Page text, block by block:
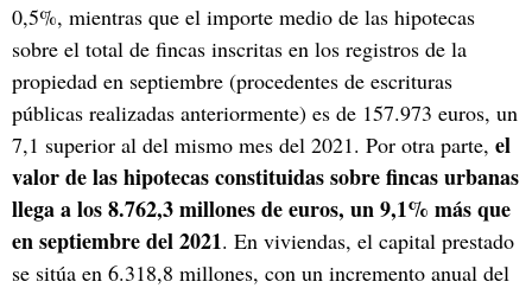
0,5%, mientras que el importe medio de las hipotecas
sobre el total de fincas inscritas en los registros de la
propiedad en septiembre (procedentes de escrituras
públicas realizadas anteriormente) es de 157.973 euros, un
7,1 superior al del mismo mes del 2021. Por otra parte, el
valor de las hipotecas constituidas sobre fincas urbanas
llega a los 8.762,3 millones de euros, un 9,1% más que
en septiembre del 2021. En viviendas, el capital prestado
se sitúa en 6.318,8 millones, con un incremento anual del